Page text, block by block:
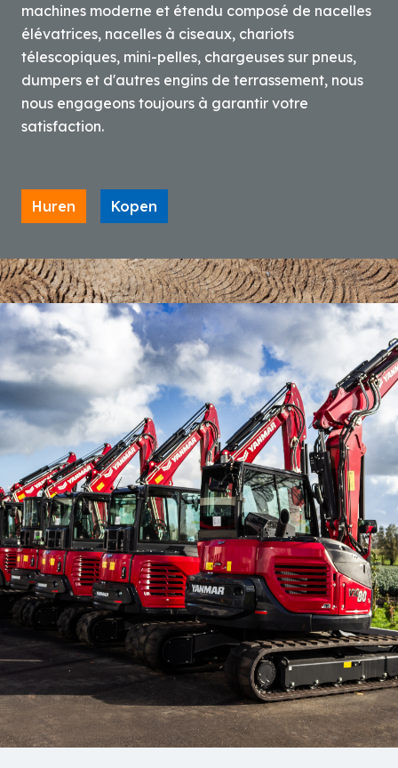
machines moderne et étendu composé de nacelles
élévatrices, nacelles à ciseaux, chariots
télescopiques, mini-pelles, chargeuses sur pneus,
dumpers et d'autres engins de terrassement, nous
nous engageons toujours à garantir votre
satisfaction.
Huren Kopen